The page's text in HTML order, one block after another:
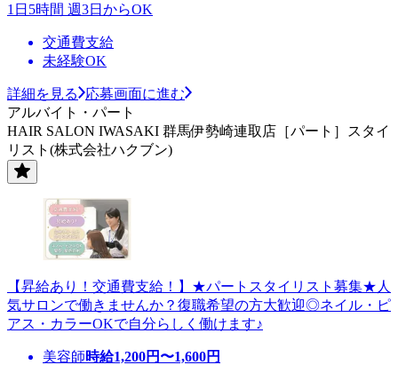
1日5時間 週3日からOK
交通費支給
未経験OK
詳細を見る
応募画面に進む
アルバイト・パート
HAIR SALON IWASAKI 群馬伊勢崎連取店［パート］スタイ
リスト(株式会社ハクブン)
【昇給あり！交通費支給！】★パートスタイリスト募集★人
気サロンで働きませんか？復職希望の方大歓迎◎ネイル・ピ
アス・カラーOKで自分らしく働けます♪
美容師時給1,200円〜1,600円